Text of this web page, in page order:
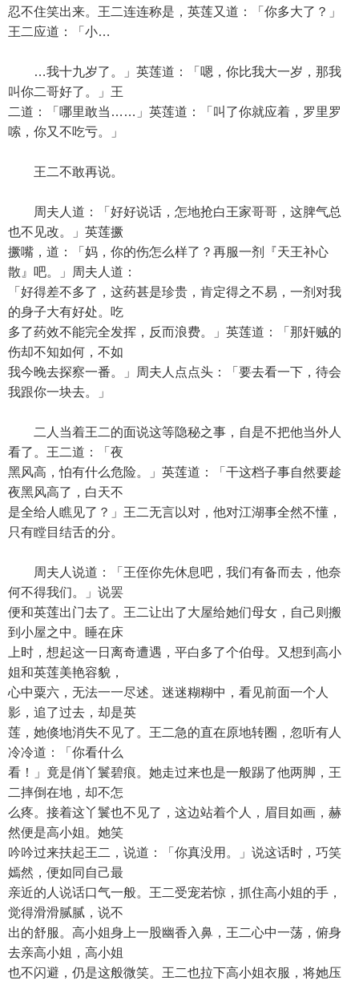
忍不住笑出来。王二连连称是，英莲又道：「你多大了？」
王二应道：「小…
…我十九岁了。」英莲道：「嗯，你比我大一岁，那我
叫你二哥好了。」王
二道：「哪里敢当……」英莲道：「叫了你就应着，罗里罗
嗦，你又不吃亏。」
王二不敢再说。
周夫人道：「好好说话，怎地抢白王家哥哥，这脾气总
也不见改。」英莲撅
撅嘴，道：「妈，你的伤怎么样了？再服一剂『天王补心
散』吧。」周夫人道：
「好得差不多了，这药甚是珍贵，肯定得之不易，一剂对我
的身子大有好处。吃
多了药效不能完全发挥，反而浪费。」英莲道：「那奸贼的
伤却不知如何，不如
我今晚去探察一番。」周夫人点点头：「要去看一下，待会
我跟你一块去。」
二人当着王二的面说这等隐秘之事，自是不把他当外人
看了。王二道：「夜
黑风高，怕有什么危险。」英莲道：「干这档子事自然要趁
夜黑风高了，白天不
是全给人瞧见了？」王二无言以对，他对江湖事全然不懂，
只有瞠目结舌的分。
周夫人说道：「王侄你先休息吧，我们有备而去，他奈
何不得我们。」说罢
便和英莲出门去了。王二让出了大屋给她们母女，自己则搬
到小屋之中。睡在床
上时，想起这一日离奇遭遇，平白多了个伯母。又想到高小
姐和英莲美艳容貌，
心中粟六，无法一一尽述。迷迷糊糊中，看见前面一个人
影，追了过去，却是英
莲，她倏地消失不见了。王二急的直在原地转圈，忽听有人
冷冷道：「你看什么
看！」竟是俏丫鬟碧痕。她走过来也是一般踢了他两脚，王
二摔倒在地，却不怎
么疼。接着这丫鬟也不见了，这边站着个人，眉目如画，赫
然便是高小姐。她笑
吟吟过来扶起王二，说道：「你真没用。」说这话时，巧笑
嫣然，便如同自己最
亲近的人说话口气一般。王二受宠若惊，抓住高小姐的手，
觉得滑滑腻腻，说不
出的舒服。高小姐身上一股幽香入鼻，王二心中一荡，俯身
去亲高小姐，高小姐
也不闪避，仍是这般微笑。王二也拉下高小姐衣服，将她压